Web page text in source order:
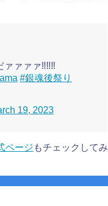
ァァァァ‼️‼️‼️
#銀魂後祭り
19, 2023
ページ もチェックしてみ